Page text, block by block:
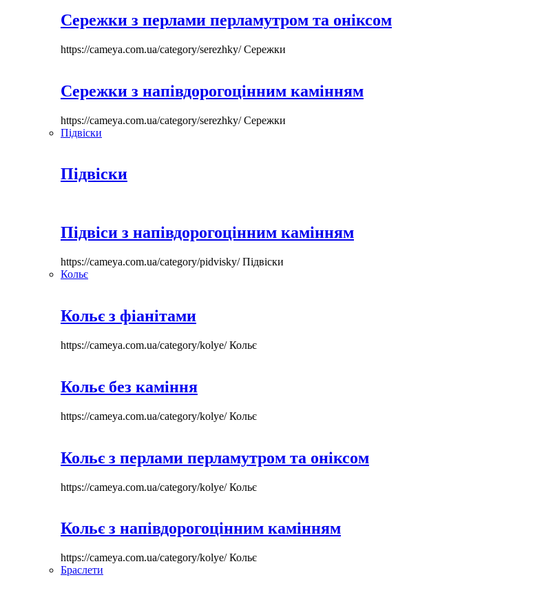
Сережки з перлами перламутром та оніксом
https://cameya.com.ua/category/serezhky/Сережки
Сережки з напівдорогоцінним камінням
https://cameya.com.ua/category/serezhky/Сережки
Підвіски
Підвіски
Підвіси з напівдорогоцінним камінням
https://cameya.com.ua/category/pidvisky/Підвіски
Кольє
Кольє з фіанітами
https://cameya.com.ua/category/kolye/Кольє
Кольє без каміння
https://cameya.com.ua/category/kolye/Кольє
Кольє з перлами перламутром та оніксом
https://cameya.com.ua/category/kolye/Кольє
Кольє з напівдорогоцінним камінням
https://cameya.com.ua/category/kolye/Кольє
Браслети